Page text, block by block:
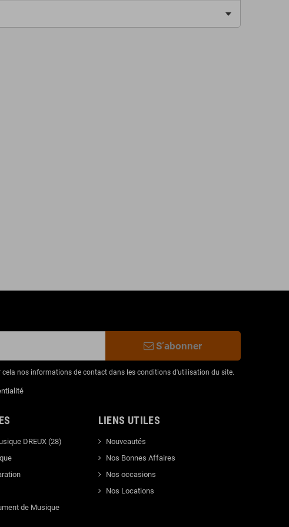
S’abonner
nos informations de contact dans les conditions d'utilisation du site.
DREUX (28)
de Musique
LIENS UTILES
Nouveautés
Nos Bonnes Affaires
Nos occasions
Nos Locations